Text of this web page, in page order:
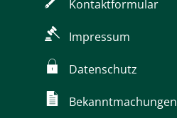
Kontaktformular
Impressum
Datenschutz
Bekanntmachungen